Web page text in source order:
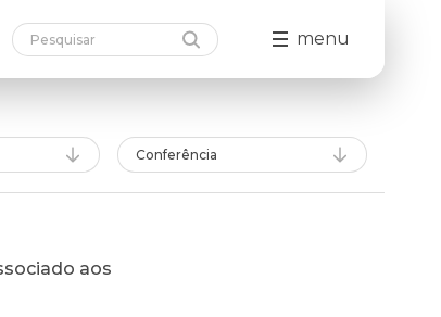
menu
Conferência
aos